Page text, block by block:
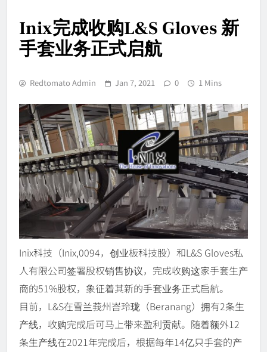
Inix完成收购L&S Gloves 新
手套业务正式启航
Redtomato Admin Jan 7, 2021 0 1 Mins
Inix科技（Inix,0094，创业板科技股）和L&S Gloves私
人有限公司签署股权销售协议，完成收购这家手套生产
商的51%股权，象征着其新的手套业务正式启航。
目前，L&S在雪兰莪州峇玲珑（Beranang）拥有2条生
产线，收购完成后可马上带来盈利贡献。随着额外12
条生产线在2021年完成后，根据每年14亿只手套的产